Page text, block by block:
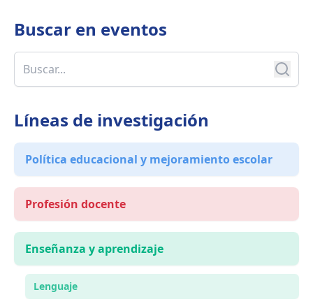
Buscar en eventos
Líneas de investigación
Política educacional y mejoramiento escolar
Profesión docente
Enseñanza y aprendizaje
Lenguaje